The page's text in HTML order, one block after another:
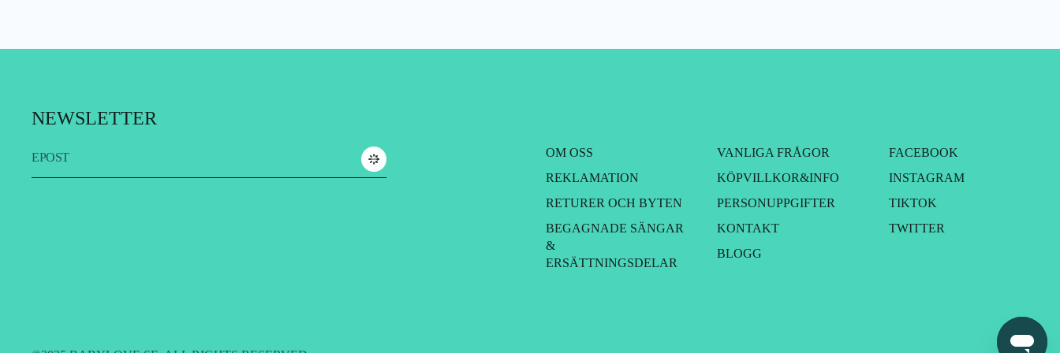
NEWSLETTER
EPOST
OM OSS
REKLAMATION
RETURER OCH BYTEN
BEGAGNADE SÄNGAR
&
ERSÄTTNINGSDELAR
VANLIGA FRÅGOR
KÖPVILLKOR&INFO
PERSONUPPGIFTER
KONTAKT
BLOGG
FACEBOOK
INSTAGRAM
TIKTOK
TWITTER